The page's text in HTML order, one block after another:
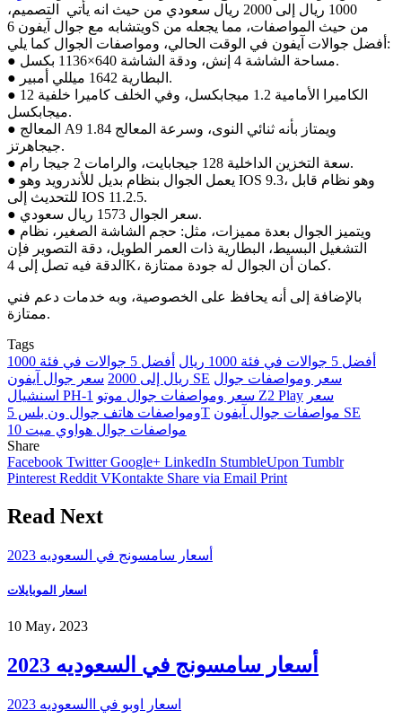
1000 ريال إلى 2000 ريال سعودي من حيث انه يأتي التصميم،
ويتشابه مع جوال آيفون 6S من حيث المواصفات، مما يجعله من
أفضل جوالات آيفون في الوقت الحالي، ومواصفات الجوال كما يلي:
● مساحة الشاشة 4 إنش، ودقة الشاشة 640×1136 بكسل.
● البطارية 1642 ميللي أمبير.
● الكاميرا الأمامية 1.2 ميجابكسل، وفي الخلف كاميرا خلفية 12
ميجابكسل.
● المعالج A9 ويمتاز بأنه ثنائي النوى، وسرعة المعالج 1.84
جيجاهرتز.
● سعة التخزين الداخلية 128 جيجابايت، والرامات 2 جيجا رام.
● يعمل الجوال بنظام بديل للأندرويد وهو IOS 9.3، وهو نظام قابل
للتحديث إلى IOS 11.2.5.
● سعر الجوال 1573 ريال سعودي.
● ويتميز الجوال بعدة مميزات، مثل: حجم الشاشة الصغير، نظام
التشغيل البسيط، البطارية ذات العمر الطويل، دقة التصوير فإن
الدقة فيه تصل إلى 4K، كمان أن الجوال له جودة ممتازة.
بالإضافة إلى أنه يحافظ على الخصوصية، وبه خدمات دعم فني
ممتازة.
Tags
أفضل 5 جوالات في فئة 1000 ريال
أفضل 5 جوالات في فئة 1000
ريال إلى 2000 سعر جوال آيفون SE سعر ومواصفات جوال
اسنشيال PH-1
سعر ومواصفات جوال موتو Z2 Play سعر
ومواصفات هاتف جوال ون بلس 5T
مواصفات جوال آيفون SE
مواصفات جوال هواوي ميت 10
Share
Facebook Twitter Google+ LinkedIn StumbleUpon Tumblr
Pinterest Reddit VKontakte Share via Email Print
Read Next
أسعار سامسونج في السعوديه 2023
اسعار الموبايلات
10 May، 2023
أسعار سامسونج في السعوديه 2023
اسعار اوبو في االسعوديه 2023